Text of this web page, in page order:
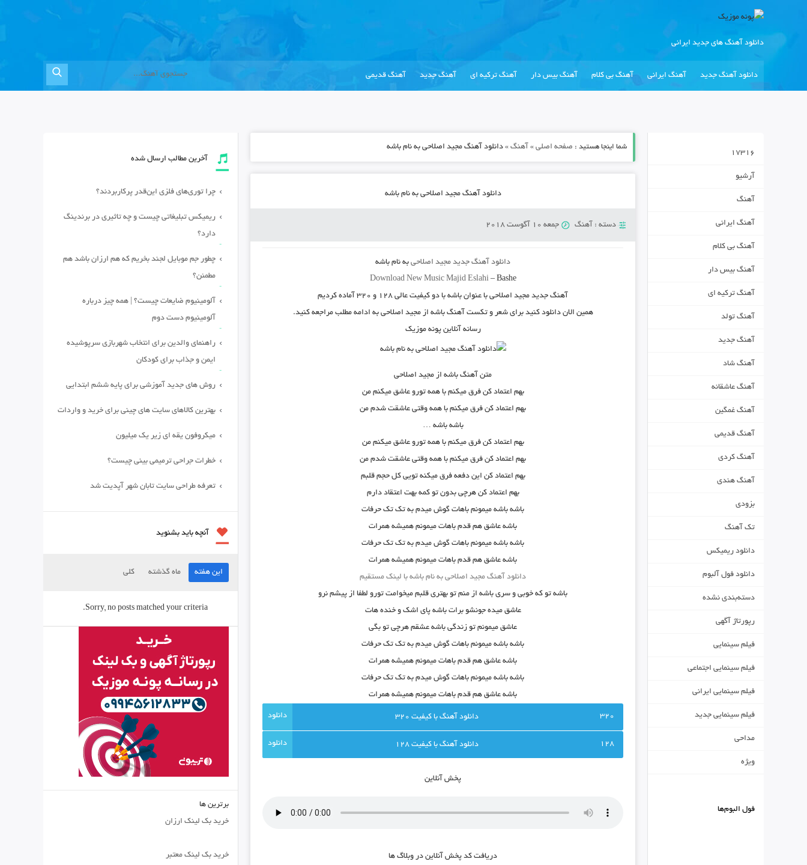
دانلود آهنگ های جدید ایرانی
دانلود آهنگ جدید آهنگ ایرانی آهنگ بی کلام آهنگ بیس دار آهنگ ترکیه ای آهنگ جدید آهنگ قدیمی
شما اینجا هستید : صفحه اصلی» آهنگ» دانلود آهنگ مجید اصلاحی به نام باشه
دانلود آهنگ مجید اصلاحی به نام باشه
دسته : آهنگ جمعه 10 آگوست 2018
دانلود آهنگ جدید مجید اصلاحیبه نام باشه
Download New Music Majid Eslahi– Bashe
آهنگ جدید مجید اصلاحیبا عنوان باشهبا دو کیفیت عالی ۱۲۸ و ۳۲۰ آماده کردیم
همین الان دانلود کنید برای شعر و تکست آهنگ باشه از مجید اصلاحی به ادامه مطلب مراجعه کنید.
رسانه آنلاین پونه موزیک
متن آهنگ باشه از مجید اصلاحی
بهم اعتماد کن فرق میکنم با همه تورو عاشق میکنم من
بهم اعتماد کن فرق میکنم با همه وقتی عاشقت شدم من
باشه باشه …
بهم اعتماد کن فرق میکنم با همه تورو عاشق میکنم من
بهم اعتماد کن فرق میکنم با همه وقتی عاشقت شدم من
بهم اعتماد کن این دفعه فرق میکنه تویی کل حجم قلبم
بهم اعتماد کن هرچی بدون تو کمه بهت اعتقاد دارم
باشه باشه میمونم باهات گوش میدم به تک تک حرفات
باشه عاشق هم قدم باهات میمونم همیشه همرات
باشه باشه میمونم باهات گوش میدم به تک تک حرفات
باشه عاشق هم قدم باهات میمونم همیشه همرات
دانلود آهنگ مجید اصلاحی به نام باشه با لینک مستقیم
باشه تو که خوبی و سری باشه از منم تو بهتری قلبم میخوامت تورو لطفا از پیشم نرو
عاشق میده جونشو برات باشه پای اشک و خنده هات
عاشق میمونم تو زندگی باشه عشقم هرچی تو بگی
باشه باشه میمونم باهات گوش میدم به تک تک حرفات
باشه عاشق هم قدم باهات میمونم همیشه همرات
باشه باشه میمونم باهات گوش میدم به تک تک حرفات
باشه عاشق هم قدم باهات میمونم همیشه همرات
320 دانلود آهنگ با کيفيت 320
128 دانلود آهنگ با کيفيت 128
پخش آنلاين
دريافت کد پخش آنلاين در وبلاگ ها
17316
آرشیو
آهنگ
آهنگ ایرانی
آهنگ بی کلام
آهنگ بیس دار
آهنگ ترکیه ای
آهنگ تولد
آهنگ جدید
آهنگ شاد
آهنگ عاشقانه
آهنگ غمگین
آهنگ قدیمی
آهنگ کردی
آهنگ هندی
بزودی
تک آهنگ
دانلود ریمیکس
دانلود فول آلبوم
دسته‌بندی نشده
رپورتاژ آگهی
فیلم سینمایی
فیلم سینمایی اجتماعی
فیلم سینمایی ایرانی
فیلم سینمایی جدید
مداحی
ویژه
فول البوم‌ها
آخرین مطالب ارسال شده
چرا توری‌های فلزی این‌قدر پرکاربردند؟
ریمیکس تبلیغاتی چیست و چه تاثیری در برندینگ
دارد؟
چطور جم موبایل لجند بخریم که هم ارزان باشد هم
مطمئن؟
آلومینیوم ضایعات چیست؟ | همه چیز درباره
آلومینیوم دست دوم
راهنمای والدین برای انتخاب شهربازی سرپوشیده
ایمن و جذاب برای کودکان
روش های جدید آموزشی برای پایه ششم ابتدایی
بهترین کالاهای سایت های چینی برای خرید و واردات
میکروفون یقه ای زیر یک میلیون
خطرات جراحی ترمیمی بینی چیست؟
تعرفه طراحی سایت تابان شهر آپدیت شد
آنچه باید بشنوید
این هفته ماه گذشته کلی
Sorry, no posts matched your criteria.
برترین ها
خرید بک لینک ارزان
خرید بک لینک معتبر